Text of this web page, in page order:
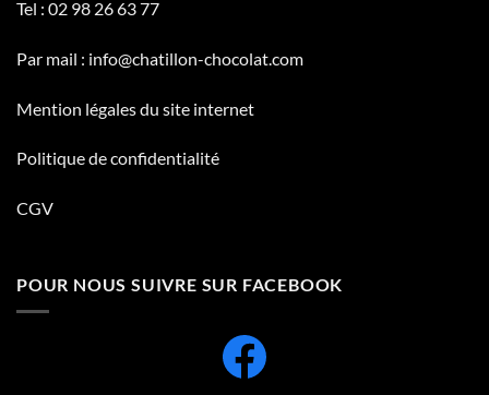
Tel : 02 98 26 63 77
Par mail : info@chatillon-chocolat.com
Mention légales du site internet
Politique de confidentialité
CGV
POUR NOUS SUIVRE SUR FACEBOOK